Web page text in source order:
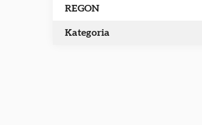
REGON
Kategoria